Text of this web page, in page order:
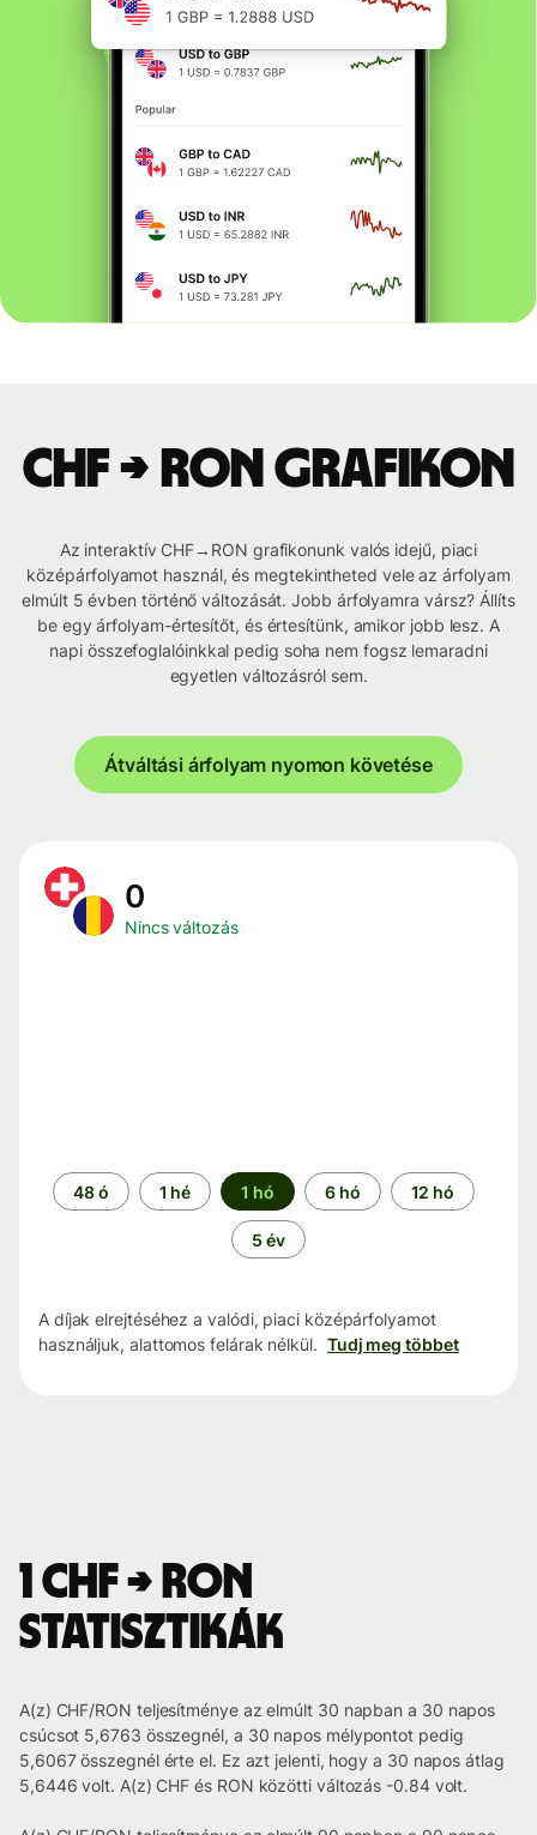
CHF → RON grafikon
Az interaktív CHF→RON grafikonunk valós idejű, piaci
középárfolyamot használ, és megtekintheted vele az árfolyam
elmúlt 5 évben történő változását. Jobb árfolyamra vársz? Állíts
be egy árfolyam-értesítőt, és értesítünk, amikor jobb lesz. A
napi összefoglalóinkkal pedig soha nem fogsz lemaradni
egyetlen változásról sem.
Átváltási árfolyam nyomon követése
0
Nincs változás
Időszak
48 ó 1 hé 1 hó 6 hó 12 hó
5 év
A díjak elrejtéséhez a valódi, piaci középárfolyamot
használjuk, alattomos felárak nélkül. Tudj meg többet
1 CHF → RON
statisztikák
A(z) CHF/RON teljesítménye az elmúlt 30 napban a 30 napos
csúcsot 5,6763 összegnél, a 30 napos mélypontot pedig
5,6067 összegnél érte el. Ez azt jelenti, hogy a 30 napos átlag
5,6446 volt. A(z) CHF és RON közötti változás -0.84 volt.